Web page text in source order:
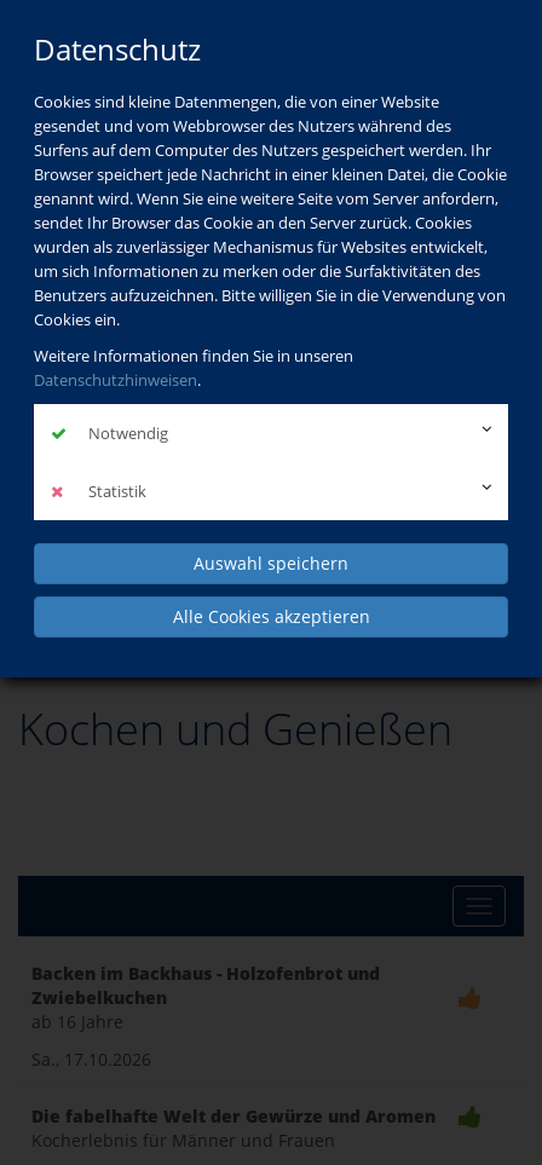
Datenschutz
Cookies sind kleine Datenmengen, die von einer Website
gesendet und vom Webbrowser des Nutzers während des
Surfens auf dem Computer des Nutzers gespeichert werden. Ihr
Browser speichert jede Nachricht in einer kleinen Datei, die Cookie
genannt wird. Wenn Sie eine weitere Seite vom Server anfordern,
sendet Ihr Browser das Cookie an den Server zurück. Cookies
wurden als zuverlässiger Mechanismus für Websites entwickelt,
um sich Informationen zu merken oder die Surfaktivitäten des
Benutzers aufzuzeichnen. Bitte willigen Sie in die Verwendung von
Cookies ein.
Weitere Informationen finden Sie in unseren
Datenschutzhinweisen.
Notwendig
Statistik
Auswahl speichern
Alle Cookies akzeptieren
Essen und Trinken
Kochen und Genießen
Kochen und Genießen
Toggle
Backen im Backhaus - Holzofenbrot und
Zwiebelkuchen
ab 16 Jahre
Sa., 17.10.2026
Die fabelhafte Welt der Gewürze und Aromen
Kocherlebnis für Männer und Frauen